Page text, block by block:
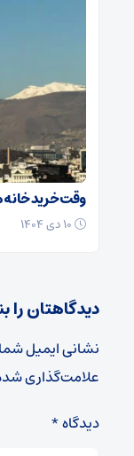
وقت خرید
دیدگاهتان را
نشانی ایمیل
علامت‌گذاری
دیدگاه*